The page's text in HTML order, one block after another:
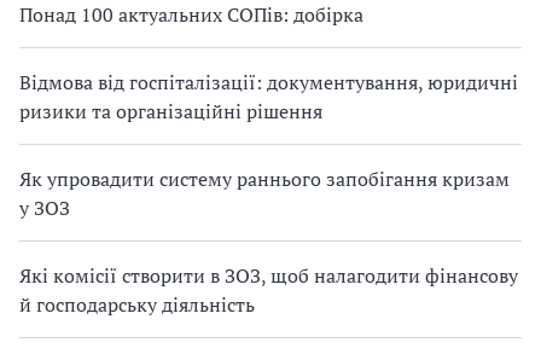
Понад 100 актуальних СОПів: добірка
Відмова від госпіталізації: документування, юридичні
ризики та організаційні рішення
Як упровадити систему раннього запобігання кризам
у ЗОЗ
Які комісії створити в ЗОЗ, щоб налагодити фінансову
й господарську діяльність